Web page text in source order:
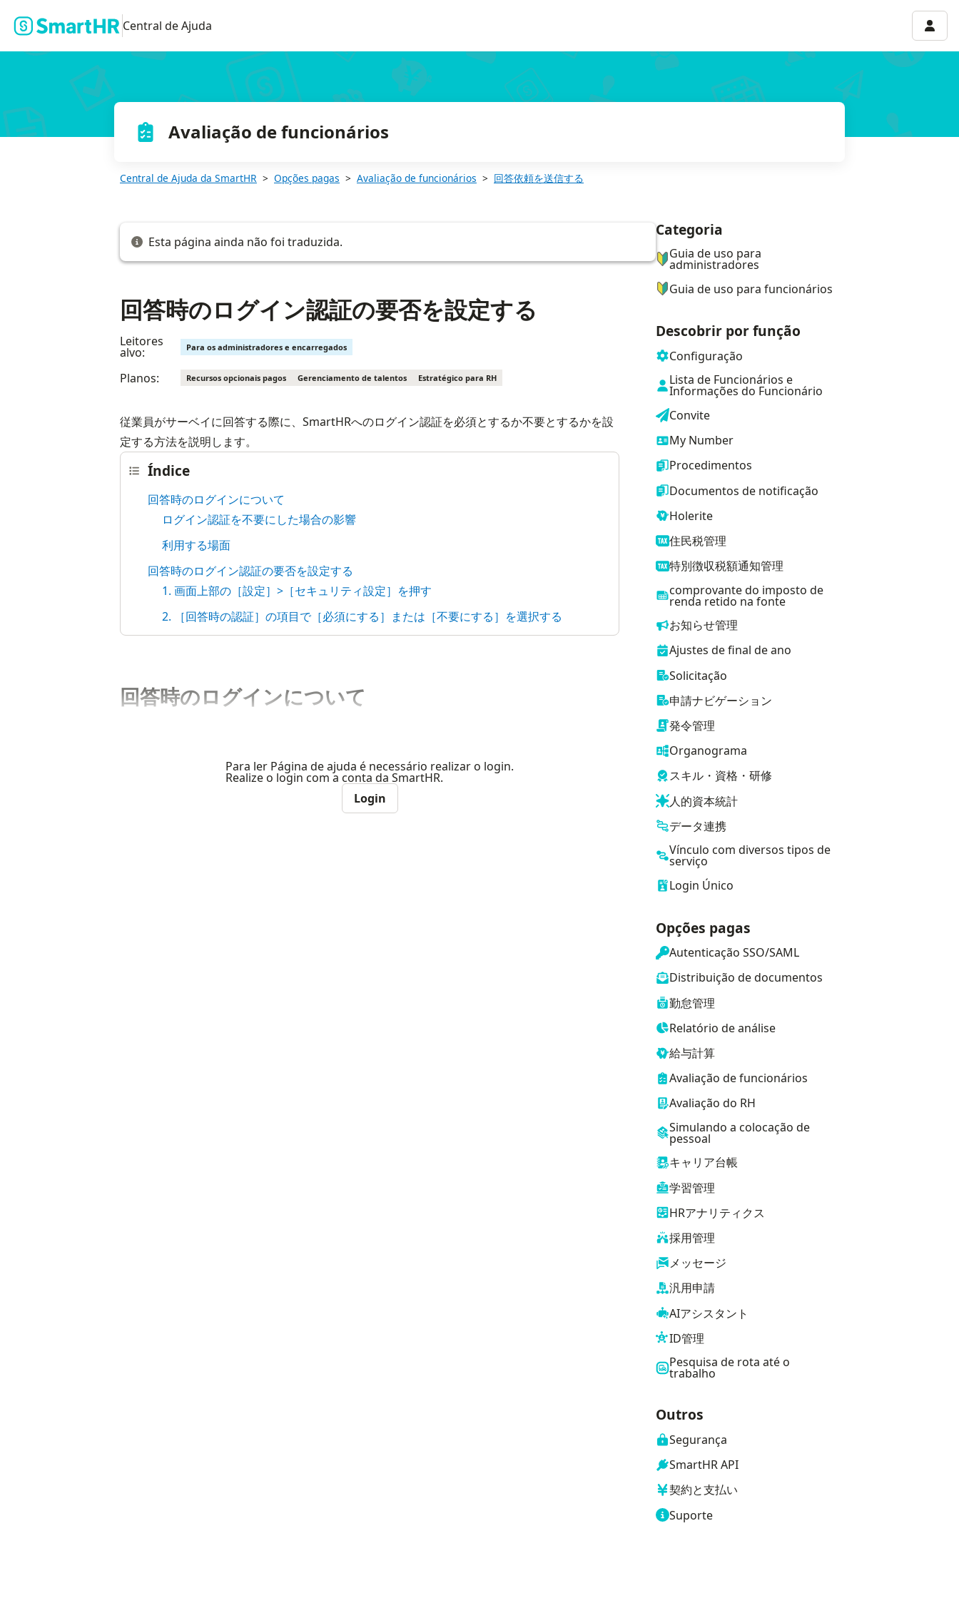
Central de Ajuda
Avaliação de funcionários
Central de Ajuda da SmartHR Opções pagas Avaliação de funcionários 回答依頼を送信する
Esta página ainda não foi traduzida.
回答時のログイン認証の要否を設定する
Leitores
alvo: Para os administradores e encarregados
Planos: Recursos opcionais pagos Gerenciamento de talentos Estratégico para RH
従業員がサーベイに回答する際に、SmartHRへのログイン認証を必須とするか不要とするかを設
定する方法を説明します。
Índice
回答時のログインについて
ログイン認証を不要にした場合の影響
利用する場面
回答時のログイン認証の要否を設定する
1. 画面上部の［設定］>［セキュリティ設定］を押す
2. ［回答時の認証］の項目で［必須にする］または［不要にする］を選択する
回答時のログインについて
Para ler Página de ajuda é necessário realizar o login.
Realize o login com a conta da SmartHR.
Login
ナビゲーションメニュー
Categoria
Guia de uso para
administradores
Guia de uso para funcionários
Descobrir por função
Configuração
Lista de Funcionários e
Informações do Funcionário
Convite
My Number
Procedimentos
Documentos de notificação
Holerite
住民税管理
特別徴収税額通知管理
comprovante do imposto de
renda retido na fonte
お知らせ管理
Ajustes de final de ano
Solicitação
申請ナビゲーション
発令管理
Organograma
スキル・資格・研修
人的資本統計
データ連携
Vínculo com diversos tipos de
serviço
Login Único
Opções pagas
Autenticação SSO/SAML
Distribuição de documentos
勤怠管理
Relatório de análise
給与計算
Avaliação de funcionários
Avaliação do RH
Simulando a colocação de
pessoal
キャリア台帳
学習管理
HRアナリティクス
採用管理
メッセージ
汎用申請
AIアシスタント
ID管理
Pesquisa de rota até o
trabalho
Outros
Segurança
SmartHR API
契約と支払い
Suporte